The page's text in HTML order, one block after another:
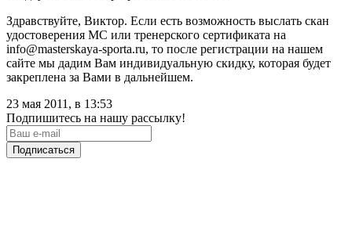
Здравствуйте, Виктор. Если есть возможность выслать скан
удостоверения МС или тренерского сертификата на
info@masterskaya-sporta.ru, то после регистрации на нашем
сайте мы дадим Вам индивидуальную скидку, которая будет
закреплена за Вами в дальнейшем.
23 мая 2011, в 13:53
Подпишитесь на нашу рассылку!
Подписаться